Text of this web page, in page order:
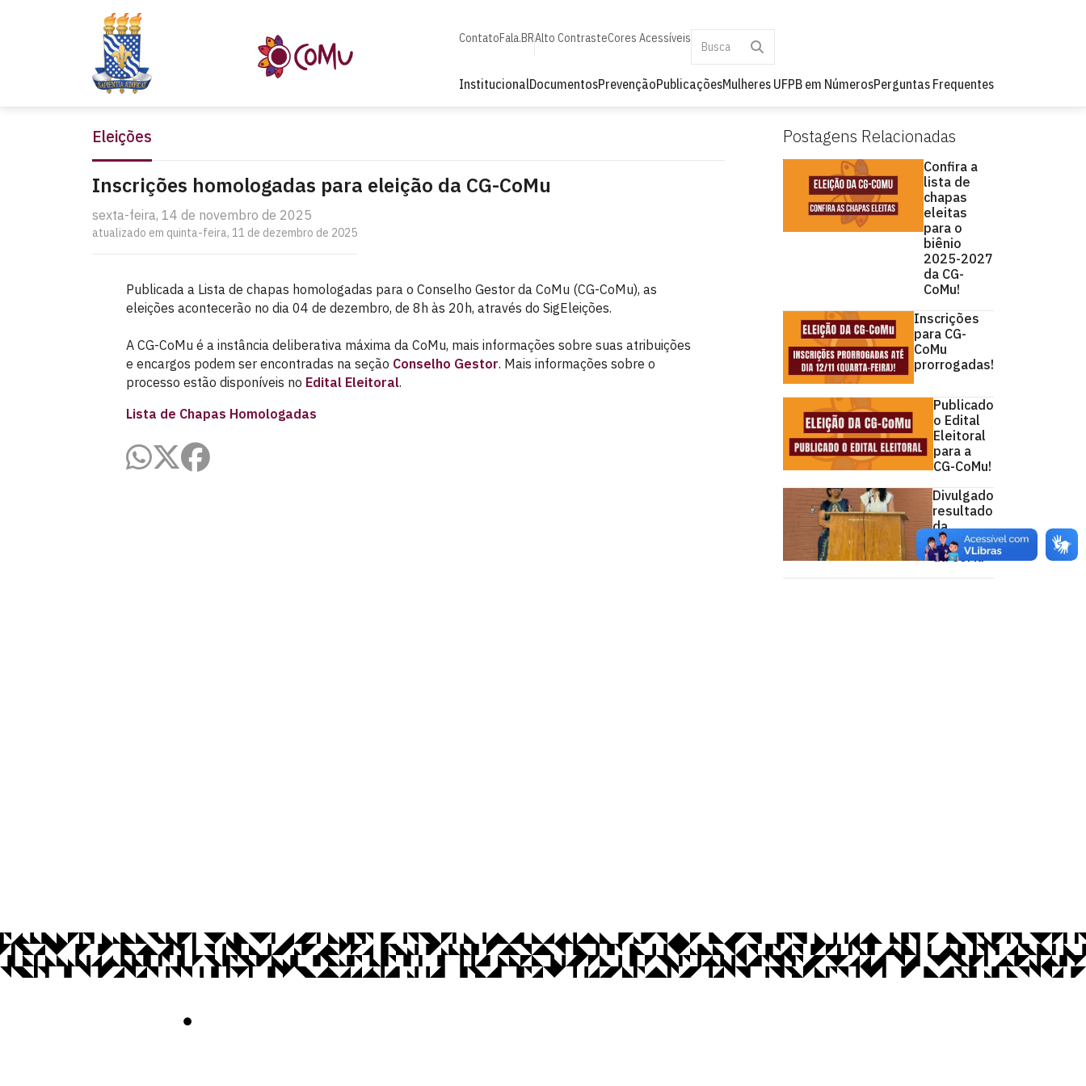
ContatoFala.BRAlto ContrasteCores Acessíveis
InstitucionalDocumentosPrevençãoPublicaçõesMulheres UFPB em NúmerosPerguntas Frequentes
Postagens Relacionadas
Confira a
lista de
chapas
eleitas
para o
biênio
2025-2027
da CG-
CoMu!
Inscrições
para CG-
CoMu
prorrogadas!
Publicado
o Edital
Eleitoral
para a
CG-CoMu!
Divulgado
resultado
da
eleição
da CoMu
Eleições
Inscrições homologadas para eleição da CG-CoMu
sexta-feira, 14 de novembro de 2025
atualizado em quinta-feira, 11 de dezembro de 2025
Publicada a Lista de chapas homologadas para o Conselho Gestor da CoMu (CG-CoMu), as
eleições acontecerão no dia 04 de dezembro, de 8h às 20h, através do SigEleições.
A CG-CoMu é a instância deliberativa máxima da CoMu, mais informações sobre suas atribuições
e encargos podem ser encontradas na seção Conselho Gestor. Mais informações sobre o
processo estão disponíveis no Edital Eleitoral.
Lista de Chapas Homologadas